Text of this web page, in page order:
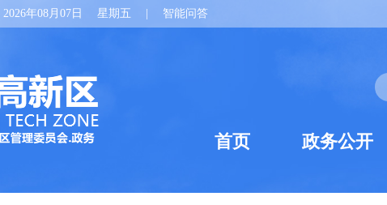
2026年08月07日 星期五 智能问答
首页 政务公开